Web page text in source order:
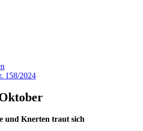
158/2024
und Knerten traut sich